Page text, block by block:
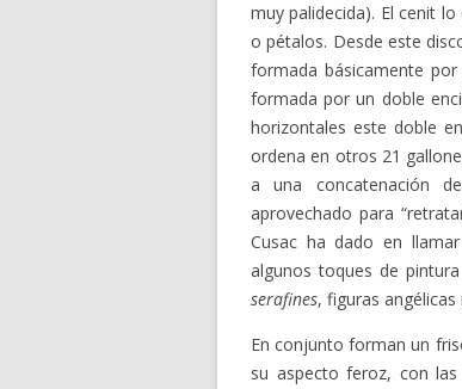
muy palidecida). El cenit
o pétalos. Desde este
formada básicamente
formada por un doble
horizontales este doble
ordena en otros 21
a una concatenación
aprovechado para
Cusac ha dado en llamar
algunos toques de
serafines, figuras
En conjunto forman un
su aspecto feroz, con